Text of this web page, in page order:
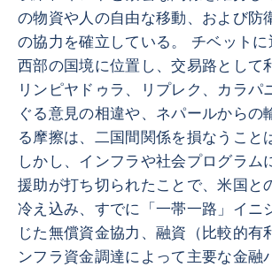
の物資や人の自由な移動、および防
の協力を確立している。 チベット
西部の国境に位置し、交易路として
リンピヤドゥラ、リプレク、カラパ
ぐる意見の相違や、ネパールからの
る摩擦は、二国間関係を損なうこと
しかし、インフラや社会プログラム
援助が打ち切られたことで、米国と
冷え込み、すでに「一帯一路」イニ
じた無償資金協力、融資（比較的有
ンフラ資金調達によって主要な金融